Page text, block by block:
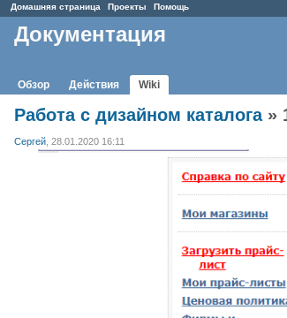
Домашняя страница Проекты Помощь
Документация
Обзор Действия Wiki
Работа с дизайном каталога»
Сергей , 28.01.2020 16:11